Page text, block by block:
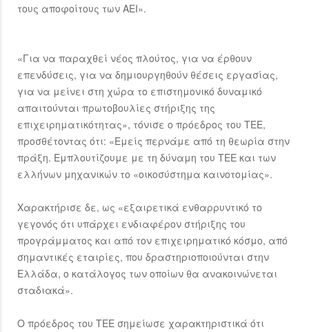
τους αποφοίτους των ΑΕΙ».
«Για να παραχθεί νέος πλούτος, για να έρθουν
επενδύσεις, για να δημιουργηθούν θέσεις εργασίας,
για να μείνει στη χώρα το επιστημονικό δυναμικό
απαιτούνται πρωτοβουλίες στήριξης της
επιχειρηματικότητας», τόνισε ο πρόεδρος του ΤΕΕ,
προσθέτοντας ότι: «Εμείς περνάμε από τη θεωρία στην
πράξη. Εμπλουτίζουμε με τη δύναμη του ΤΕΕ και των
ελλήνων μηχανικών το «οικοσύστημα καινοτομίας».
Χαρακτήρισε δε, ως «εξαιρετικά ενθαρρυντικό το
γεγονός ότι υπάρχει ενδιαφέρον στήριξης του
προγράμματος και από τον επιχειρηματικό κόσμο, από
σημαντικές εταιρίες, που δραστηριοποιούνται στην
Ελλάδα, ο κατάλογος των οποίων θα ανακοινώνεται
σταδιακά».
Ο πρόεδρος του ΤΕΕ σημείωσε χαρακτηριστικά ότι